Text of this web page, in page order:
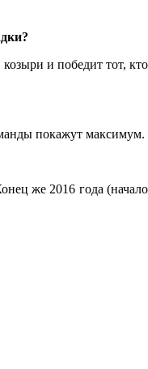
и победит тот, кто
покажут максимум.
же 2016 года (начало